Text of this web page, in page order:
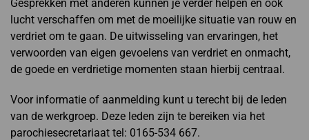
Gesprekken met anderen kunnen je verder helpen en ook
lucht verschaffen om met de moeilijke situatie van rouw en
verdriet om te gaan. De uitwisseling van ervaringen, het
verwoorden van eigen gevoelens van verdriet en onmacht,
de goede en verdrietige momenten staan hierbij centraal.
Voor informatie of aanmelding kunt u terecht bij de leden
van de werkgroep. Deze leden zijn te bereiken via het
parochiesecretariaat tel: 0165-534 667.